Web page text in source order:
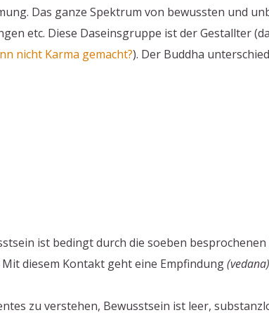
Das ganze Spektrum von bewussten und
etc. Diese Daseinsgruppe ist der Gestallter
nicht Karma gemacht?). Der Buddha
ist bedingt durch die soeben
diesem Kontakt geht eine Empfindung(vedana)
zu verstehen, Bewusstsein ist leer,